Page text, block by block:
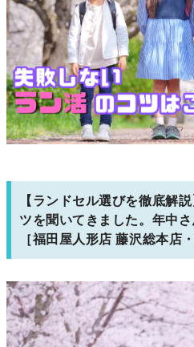
【ランドセル選びを徹底解
ツを聞いてきました。年中
［福田屋人形店 藤沢総本店